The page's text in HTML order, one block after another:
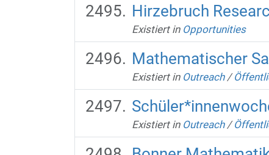
Hirzebruch
Existiert in Opportunities
Mathematischer
Existiert in Outreach /
Existiert in Outreach /